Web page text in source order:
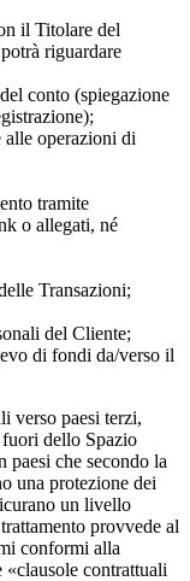
il Titolare del
riguardare
conto (spiegazione
alle operazioni di
tramite
o allegati, né
Transazioni;
del Cliente;
di fondi da/verso il
verso paesi terzi,
dello Spazio
paesi che secondo la
una protezione dei
un livello
provvede al
conformi alla
contrattuali